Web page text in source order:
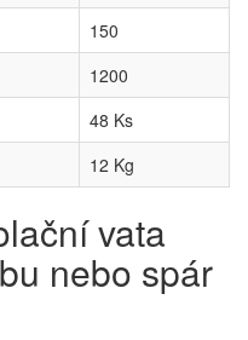
150
1200
48 Ks
12 Kg
vata
nebo spár